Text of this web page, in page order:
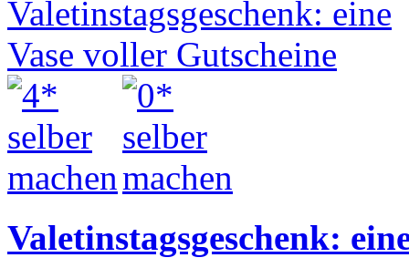
Valetinstagsgeschenk: